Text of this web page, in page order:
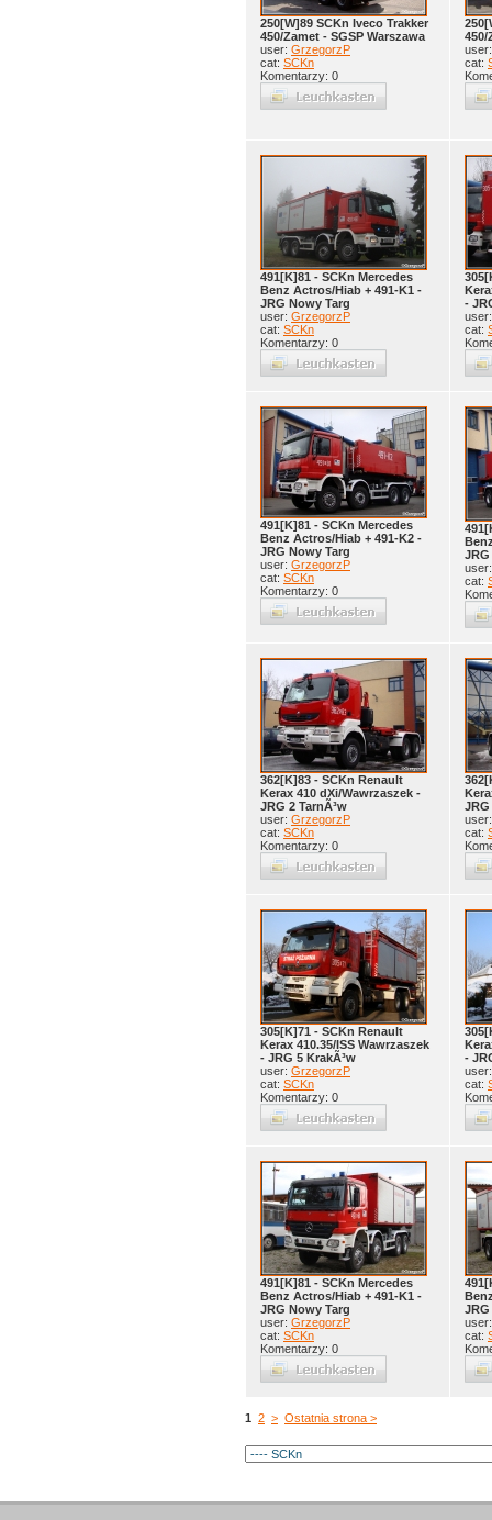
250[W]89 SCKn Iveco Trakker
450/Zamet - SGSP Warszawa
user: GrzegorzP
cat: SCKn
Komentarzy: 0
450/
cat:
491[K]81 - SCKn Mercedes
Benz Actros/Hiab + 491-K1 -
JRG Nowy Targ
user: GrzegorzP
cat: SCKn
Komentarzy: 0
-
cat:
491[K]81 - SCKn Mercedes
Benz Actros/Hiab + 491-K2 -
JRG Nowy Targ
user: GrzegorzP
cat: SCKn
Komentarzy: 0
cat:
362[K]83 - SCKn Renault
Kerax 410 dXi/Wawrzaszek -
JRG 2 TarnÃ³w
user: GrzegorzP
cat: SCKn
Komentarzy: 0
JRG
cat:
305[K]71 - SCKn Renault
Kerax 410.35/ISS Wawrzaszek
- JRG 5 KrakÃ³w
user: GrzegorzP
cat: SCKn
Komentarzy: 0
-
cat:
491[K]81 - SCKn Mercedes
Benz Actros/Hiab + 491-K1 -
JRG Nowy Targ
user: GrzegorzP
cat: SCKn
Komentarzy: 0
cat:
1 2 > Ostatnia strona >